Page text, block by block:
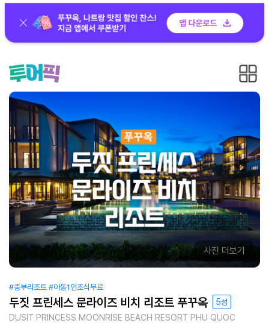
사진 더보기
#중부리조트 #아동1인조식무료
두짓 프린세스 문라이즈 비치 리조트 푸꾸옥
5성
DUSIT PRINCESS MOONRISE BEACH RESORT PHU QUOC